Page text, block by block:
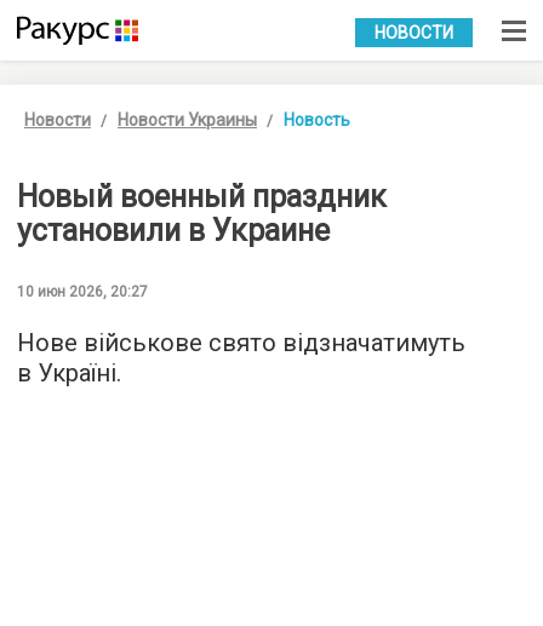
УКР РУС
НОВОСТИ
Новости Новости Украины Новость
Новый военный праздник
установили в Украине
10 июн 2026, 20:27
Нове військове свято відзначатимуть
в Україні.